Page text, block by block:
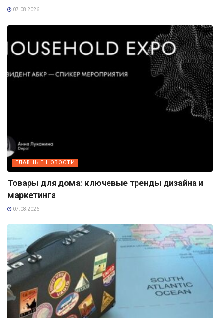
07.08.2026
ГЛАВНЫЕ НОВОСТИ
Товары для дома: ключевые тренды дизайна и
маркетинга
07.08.2026